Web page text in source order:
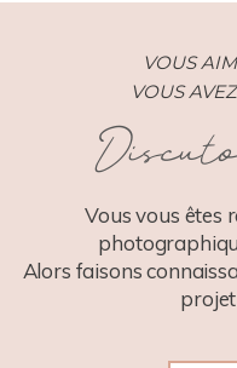
VOUS
VOUS
Vous vous êtes
Alors faisons
projet